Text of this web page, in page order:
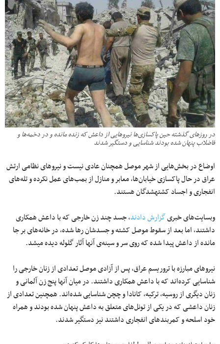
در روزهای گذشته حین پاکسازی‌ها نیروهایی از داعش که زنده مانده و در دخمه‌ها و
فاضلاب پنهان شده‎ بودند شناسایی و دستگیر شدند
اوضاع در بخش‌هایی از شهر موصل همچنان عادی نیست و نیروهای نظامی ارتش
عراق در حال پاکسازی خیابان‌ها، معابر و منازل از بمب‌های عمل نکرده و تله‌های
انفجاری و اجساد کشته‎شدگان هستند.
وبسایت‌های خبریگزارش دادند، جسد چند زن خارجی که با داعش همکاری
داشتند، اما بعد از سقوط موصل کشته و جسدشان رها شده، در خانه‌های بر جا
مانده از داعش پیدا شده که روی سر و سینه‌‏ی آنها آثار گلوله دیده می‎شد.
نیروهای مبارزه با تروریسم عراق، پس از آزادی موصل تعدادی از زنان خارجی را
شناسایی کرده‌اند که با داعش همکاری داشتند. در میان آنها پنج زن آلمانی و
زنان دیگری از روسیه، ترکیه، کانادا و چچن شناسایی شده‌اند. همچنین تعدادی از
زنان داعشی که در یکی از تونل‌های متعلق به داعش پنهان شده بودند و همراه
خود اسلحه و کمربندهای انفجاری داشتند نیز دستگیر شدند.